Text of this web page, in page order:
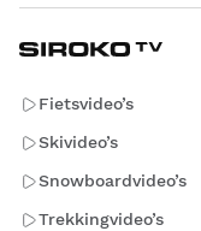
Fietsvideo’s
Skivideo’s
Snowboardvideo’s
Trekkingvideo’s